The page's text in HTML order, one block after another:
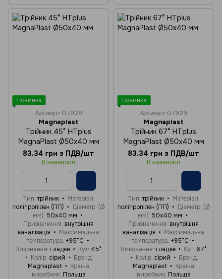
Новинка
Артикул: 07928
Magnaplast
Трійник 45° HTplus
MagnaPlast Ø50х40 мм
83.34 грн з ПДВ/шт
В наявності
Тип трійник
Матеріал
поліпропілен (ПП)
Діаметр, (Ø
мм) 50х40 мм
Призначення внутрішня
каналізація
Максимальна
температура +95°C
Виконання гладке Кут 45°
Колір сірий
Бренд
Magnaplast
Країна
виробник Польща
Новинка
Артикул: 07929
Magnaplast
Трійник 67° HTplus
MagnaPlast Ø50х40 мм
83.34 грн з ПДВ/шт
В наявності
Тип трійник
Матеріал
поліпропілен (ПП)
Діаметр, (Ø
мм) 50х40 мм
Призначення внутрішня
каналізація
Максимальна
температура +95°C
Виконання гладке Кут 67°
Колір сірий
Бренд
Magnaplast
Країна
виробник Польща